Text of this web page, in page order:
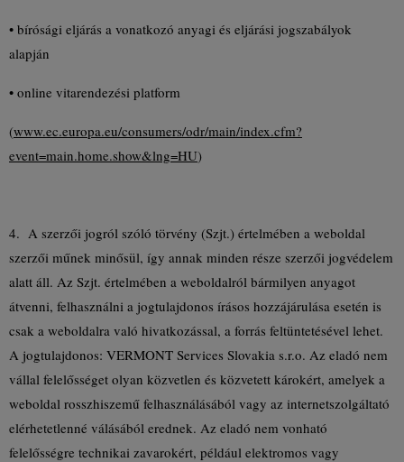
• bírósági eljárás a vonatkozó anyagi és eljárási jogszabályok
alapján
• online vitarendezési platform
(www.ec.europa.eu/consumers/odr/main/index.cfm?
event=main.home.show&lng=HU)
4. A szerzői jogról szóló törvény (Szjt.) értelmében a weboldal
szerzői műnek minősül, így annak minden része szerzői jogvédelem
alatt áll. Az Szjt. értelmében a weboldalról bármilyen anyagot
átvenni, felhasználni a jogtulajdonos írásos hozzájárulása esetén is
csak a weboldalra való hivatkozással, a forrás feltüntetésével lehet.
A jogtulajdonos: VERMONT Services Slovakia s.r.o. Az eladó nem
vállal felelősséget olyan közvetlen és közvetett károkért, amelyek a
weboldal rosszhiszemű felhasználásából vagy az internetszolgáltató
elérhetetlenné válásából erednek. Az eladó nem vonható
felelősségre technikai zavarokért, például elektromos vagy